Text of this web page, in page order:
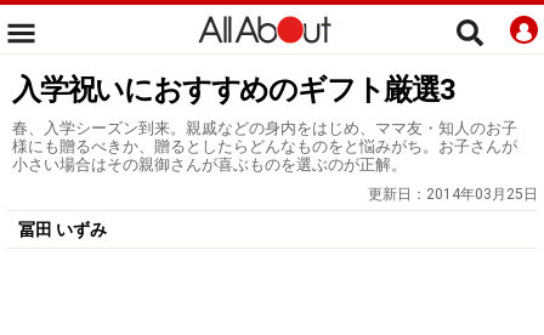
入学祝いにおすすめのギフト厳選3
春、入学シーズン到来。親戚などの身内をはじめ、ママ友・知人のお子
様にも贈るべきか、贈るとしたらどんなものをと悩みがち。お子さんが
小さい場合はその親御さんが喜ぶものを選ぶのが正解。
更新日： 2014年03月25日
冨田 いずみ